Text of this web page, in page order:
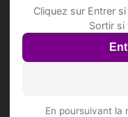
Cliquez sur Entrer
Sortir si
En poursuivant la
Rejoins les